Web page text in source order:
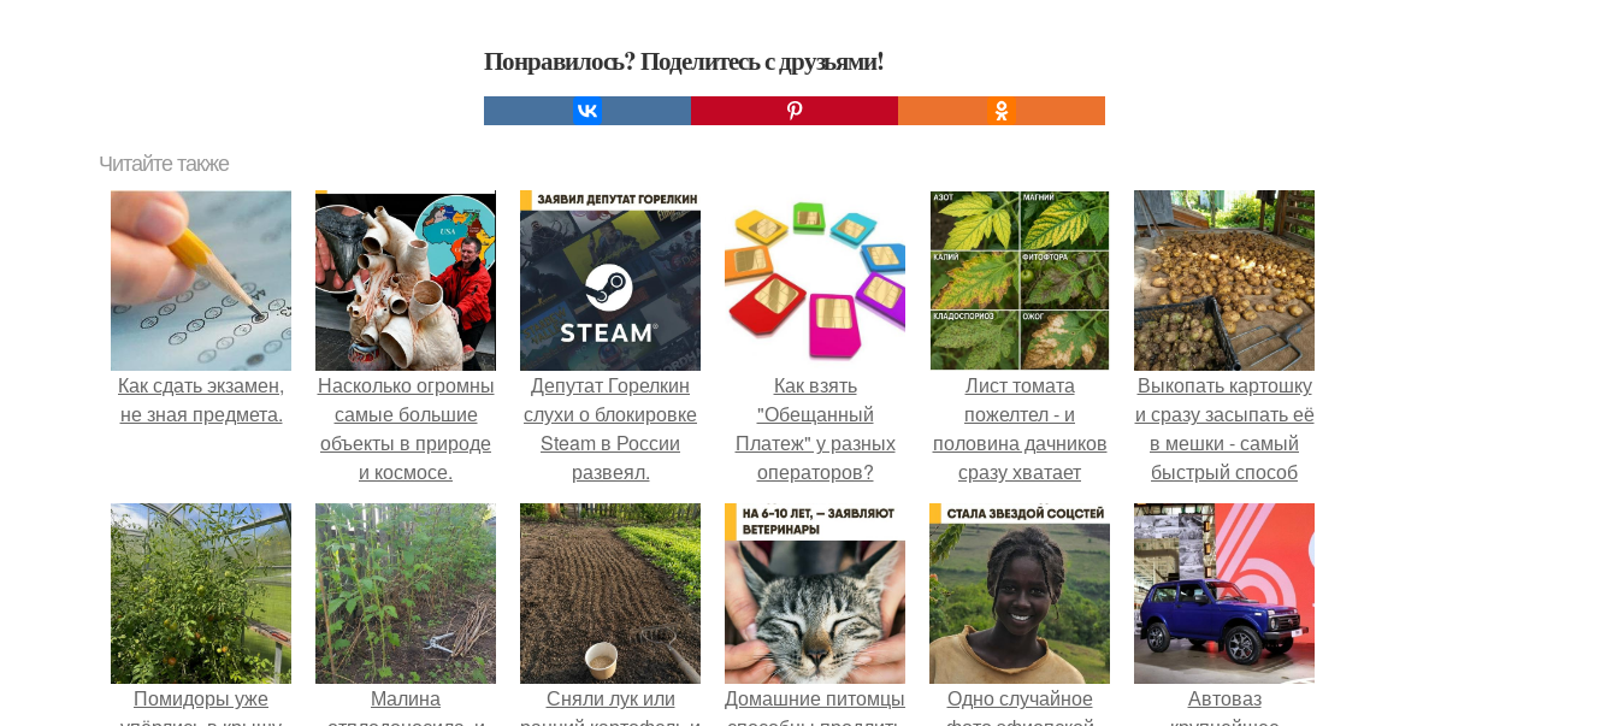
Понравилось? Поделитесь с друзьями!
Читайте также
Как сдать экзамен,
не зная предмета.
Насколько огромны
самые большие
объекты в природе
и космосе.
Депутат Горелкин
слухи о блокировке
Steam в России
развеял.
Как взять
"Обещанный
Платеж" у разных
операторов?
Лист томата
пожелтел - и
половина дачников
сразу хватает
удобрение.
Выкопать картошку
и сразу засыпать её
в мешки - самый
быстрый способ
спрятать вместе с
урожаем гниль,
порезы и больные
клубни.
Помидоры уже
Малина
Сняли лук или
Домашние питомцы
Одно случайное
Автоваз